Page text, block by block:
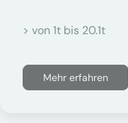
> von 1t bis 20.1t
Mehr erfahren